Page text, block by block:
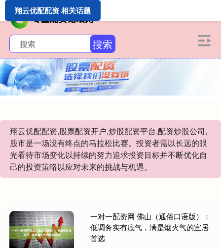
搜索
翔云优配配资,股票配资开户,炒股配资平台,配资炒股公司,
股市是一场没有终点的马拉松比赛。投资者需以长远的眼
光看待市场变化以持续的努力追求投资目标并不断优化自
己的投资策略以应对未来的挑战与机遇。
翔云优配配资 相关话题
一对一配资网 佛山（通俗口语版）：
低调务实有底气，满是烟火气的宜居
首选